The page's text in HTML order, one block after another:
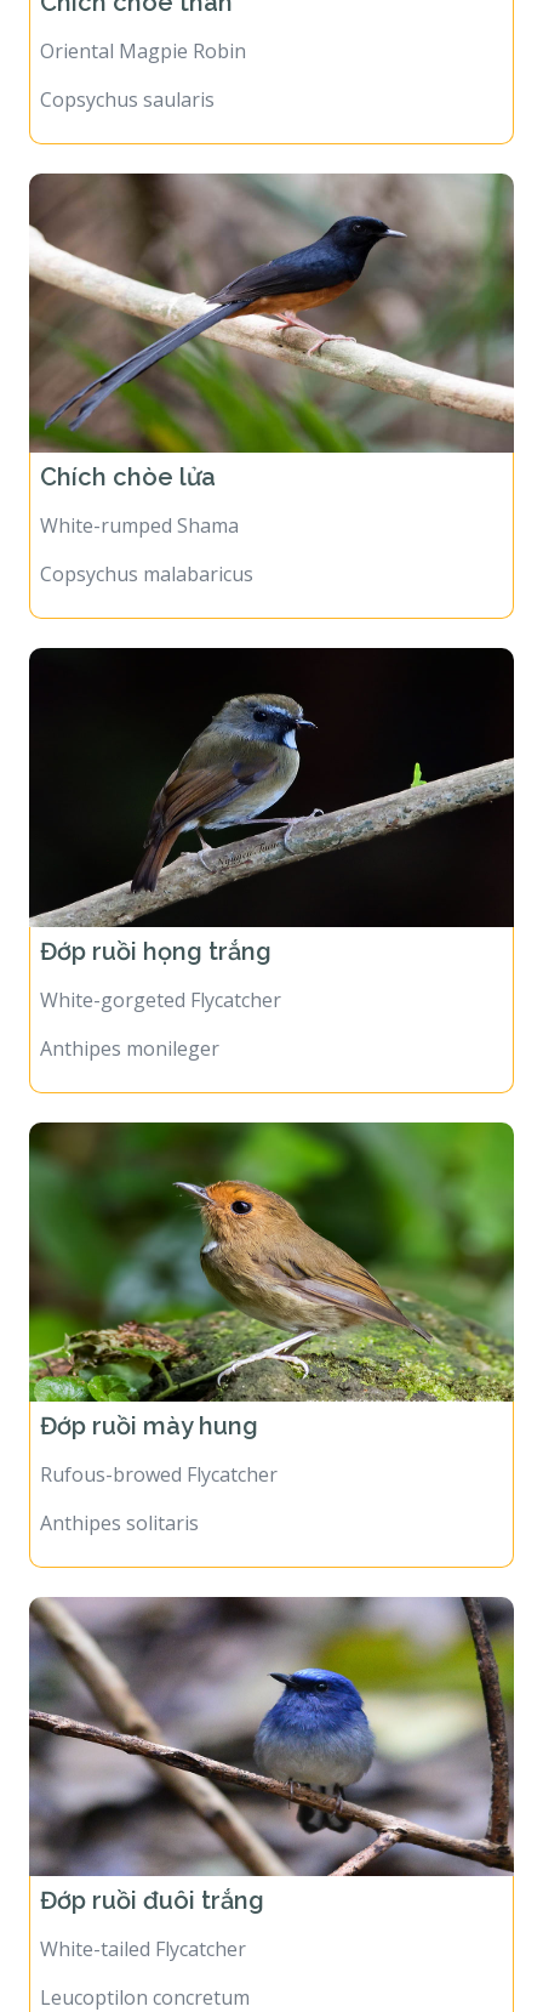
Oriental Magpie Robin
Copsychus saularis
Chích chòe lửa
White-rumped Shama
Copsychus malabaricus
Đớp ruồi họng trắng
White-gorgeted Flycatcher
Anthipes monileger
Đớp ruồi mày hung
Rufous-browed Flycatcher
Anthipes solitaris
Đớp ruồi đuôi trắng
White-tailed Flycatcher
Leucoptilon concretum